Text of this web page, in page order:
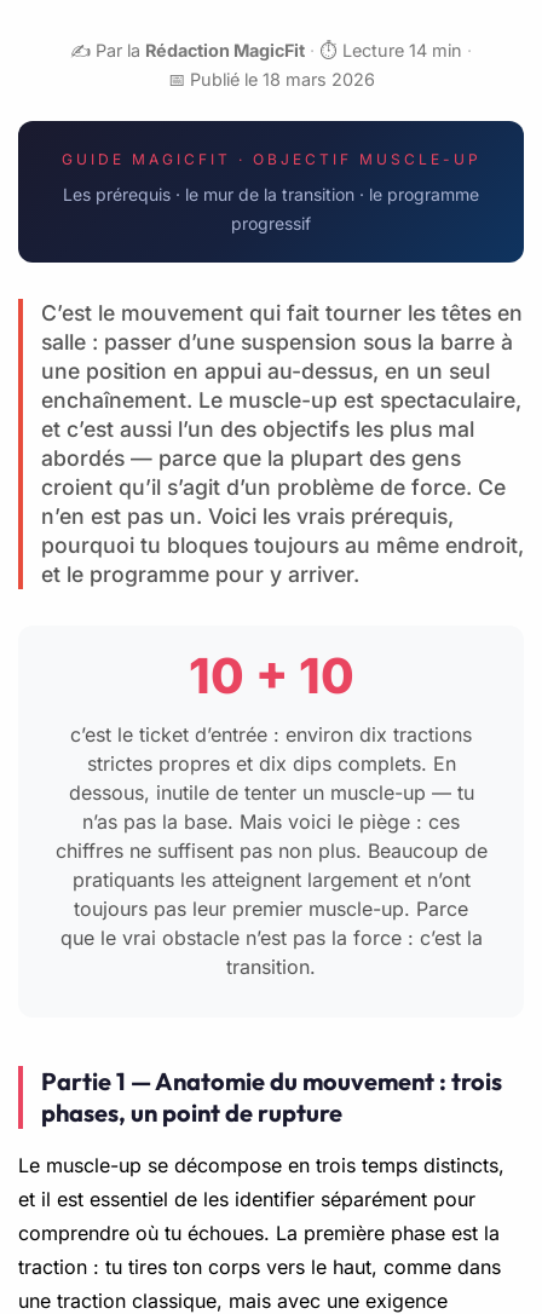
✍️ Par la Rédaction MagicFit · ⏱️ Lecture 14 min ·
📅 Publié le 18 mars 2026
GUIDE MAGICFIT · OBJECTIF MUSCLE-UP
Les prérequis · le mur de la transition · le programme
progressif
C’est le mouvement qui fait tourner les têtes en
salle : passer d’une suspension sous la barre à
une position en appui au-dessus, en un seul
enchaînement. Le muscle-up est spectaculaire,
et c’est aussi l’un des objectifs les plus mal
abordés — parce que la plupart des gens
croient qu’il s’agit d’un problème de force. Ce
n’en est pas un. Voici les vrais prérequis,
pourquoi tu bloques toujours au même endroit,
et le programme pour y arriver.
10 + 10
c’est le ticket d’entrée : environ dix tractions
strictes propres et dix dips complets. En
dessous, inutile de tenter un muscle-up — tu
n’as pas la base. Mais voici le piège : ces
chiffres ne suffisent pas non plus. Beaucoup de
pratiquants les atteignent largement et n’ont
toujours pas leur premier muscle-up. Parce
que le vrai obstacle n’est pas la force : c’est la
transition.
Partie 1 — Anatomie du mouvement : trois
phases, un point de rupture
Le muscle-up se décompose en trois temps distincts,
et il est essentiel de les identifier séparément pour
comprendre où tu échoues. La première phase est la
traction : tu tires ton corps vers le haut, comme dans
une traction classique, mais avec une exigence